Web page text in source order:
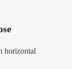
horizontal